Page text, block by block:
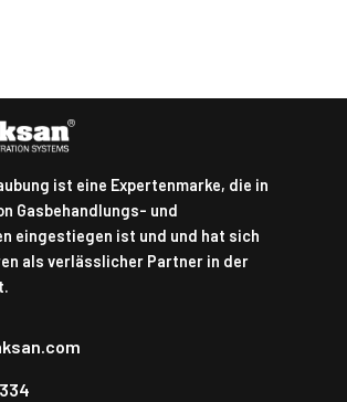
ist eine Expertenmarke, die in
Gasbehandlungs- und
eingestiegen ist und und hat sich
als verlässlicher Partner in der